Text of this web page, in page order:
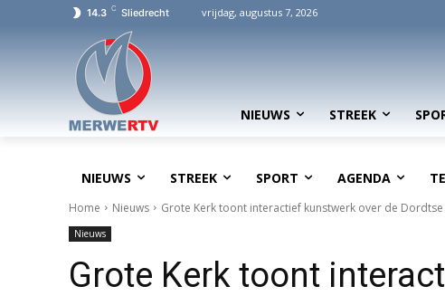
14.3 C Sliedrecht vrijdag, augustus 7, 2026
NIEUWS STREEK
NIEUWS STREEK SPORT AGENDA
Home Nieuws Grote Kerk toont interactief kunstwerk over de Dordtse
Nieuws
Grote Kerk toont